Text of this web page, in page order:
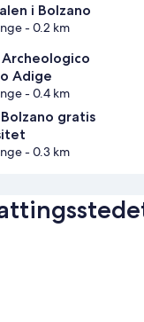
i Bolzano
- 0.2 km
Adige
- 0.4 km
gratis
- 0.3 km